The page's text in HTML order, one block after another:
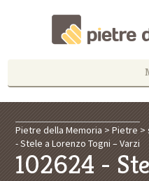
Pietre della Memoria >Pietre >
- Stele a Lorenzo Togni – Varzi
102624 -